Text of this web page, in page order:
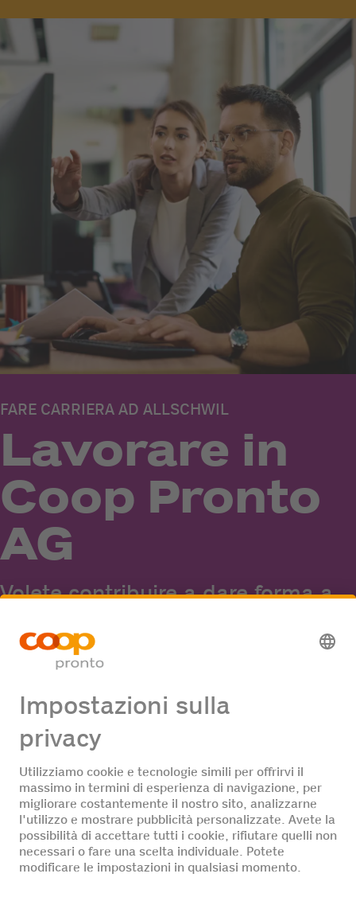
FARE CARRIERA AD ALLSCHWIL
Lavorare in
Coop Pronto
AG
Volete contribuire a dare forma a
centrale o fare un'esperienza
preziosa come giovani
professionisti?
Per saperne di più